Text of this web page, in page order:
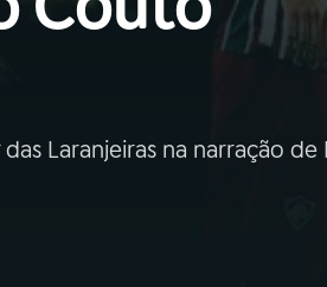
Laranjeiras na narração